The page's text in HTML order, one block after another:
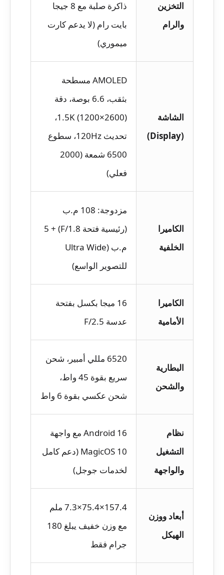
التخزين
والرام
ذاكرة صلبة مع 8 جيجا
بايت رام (لا يدعم كارت
ميموري)
الشاشة
(Display)
AMOLED مسطحة
بثقب، 6.6 بوصة، دقة
1.5K (1200×2600)،
تحديث 120Hz، سطوع
6500 شمعة (2000
فعلي)
الكاميرا
الخلفية
مزدوجة: 108 م.ب
(رئيسية فتحة F/1.8) + 5
م.ب (Ultra Wide
للتصوير الواسع)
الكاميرا
الأمامية
16 ميجا بكسل بفتحة
عدسة F/2.5
البطارية
والشحن
6520 مللي أمبير، شحن
سريع بقوة 45 واط،
شحن عكسي بقوة 6 واط
نظام
التشغيل
والواجهة
Android 16 مع واجهة
MagicOS 10 (دعم كامل
لخدمات جوجل)
أبعاد ووزن
الهيكل
157.4×75.4×7.3 ملم
مع وزن خفيف يبلغ 180
جرام فقط